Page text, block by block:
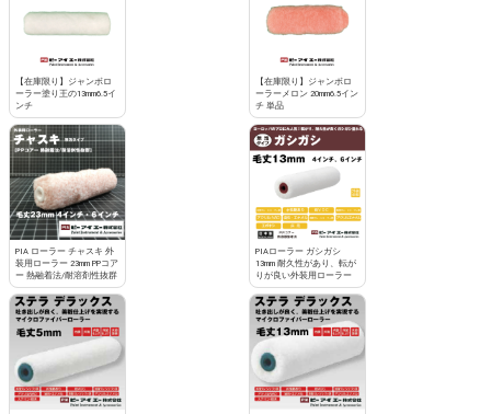
【在庫限り】ジャンボロ
ーラー塗り王の13mm6.5イ
ンチ
【在庫限り】ジャンボロ
ーラーメロン 20mm6.5イン
チ 単品
PIA ローラー チャスキ 外
装用ローラー 23mm PPコア
ー 熱融着法/耐溶剤性抜群
PIAローラー ガシガシ
13mm 耐久性があり、転が
りが良い外装用ローラー